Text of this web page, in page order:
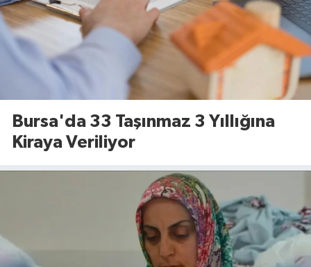
Bursa'da 33 Taşınmaz 3 Yıllığına
Kiraya Veriliyor